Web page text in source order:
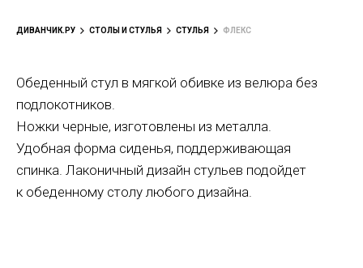
ДИВАНЧИК.РУ СТОЛЫ И СТУЛЬЯ СТУЛЬЯ ФЛЕКС
Обеденный стул в мягкой обивке из велюра без
подлокотников.
Ножки черные, изготовлены из металла.
Удобная форма сиденья, поддерживающая
спинка. Лаконичный дизайн стульев подойдет
к обеденному столу любого дизайна.